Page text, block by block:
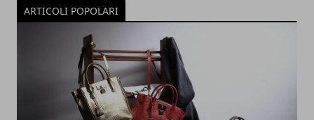
ARTICOLI POPOLARI